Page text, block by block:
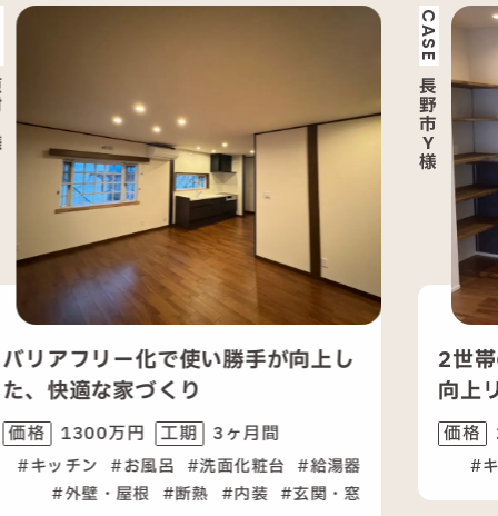
市
Y
様
2世帯の暮らしを快適に支える性能
向上リフォーム
価格 2300万円 工期
キッチン お風呂 洗面化粧台